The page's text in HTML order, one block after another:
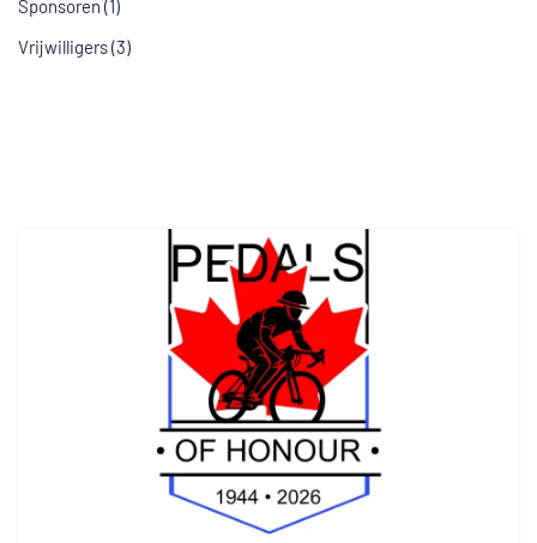
Sponsoren (1)
Vrijwilligers(3)